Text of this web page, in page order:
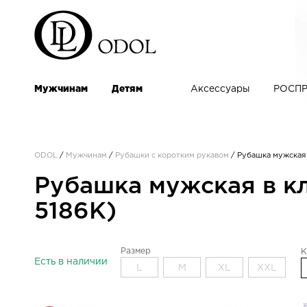
Мужчинам Детям Аксессуары
ODOL / Мужчинам / Рубашки с коротким рукавом / Рубашка мужская
Рубашка мужская в
5186K)
Есть в наличии
Размер
M XL XXL